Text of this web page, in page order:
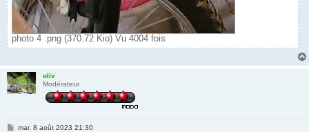
photo 4 .png (370.72 Kio) Vu 4004 fois
oliv
Modérateur
Mmar. 8 août 2023 21:30